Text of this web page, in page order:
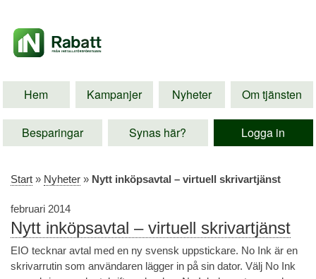
Hem Kampanjer Nyheter Om tjänsten
Besparingar Synas här? Logga in
Start » Nyheter » Nytt inköpsavtal – virtuell skrivartjänst
februari 2014
Nytt inköpsavtal – virtuell skrivartjänst
EIO tecknar avtal med en ny svensk uppstickare. No Ink är en
skrivarrutin som användaren lägger in på sin dator. Välj No Ink